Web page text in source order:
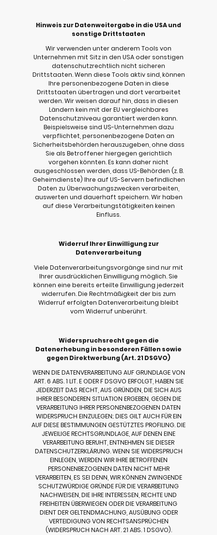
Hinweis zur Datenweitergabe in die USA und
sonstige Drittstaaten
Wir verwenden unter anderem Tools von
Unternehmen mit Sitz in den USA oder sonstigen
datenschutzrechtlich nicht sicheren
Drittstaaten. Wenn diese Tools aktiv sind, können
Ihre personenbezogene Daten in diese
Drittstaaten übertragen und dort verarbeitet
werden. Wir weisen darauf hin, dass in diesen
Ländern kein mit der EU vergleichbares
Datenschutzniveau garantiert werden kann.
Beispielsweise sind US-Unternehmen dazu
verpflichtet, personenbezogene Daten an
Sicherheitsbehörden herauszugeben, ohne dass
Sie als Betroffener hiergegen gerichtlich
vorgehen könnten. Es kann daher nicht
ausgeschlossen werden, dass US-Behörden (z. B.
Geheimdienste) Ihre auf US-Servern befindlichen
Daten zu Überwachungszwecken verarbeiten,
auswerten und dauerhaft speichern. Wir haben
auf diese Verarbeitungstätigkeiten keinen
Einfluss.
Widerruf Ihrer Einwilligung zur
Datenverarbeitung
Viele Datenverarbeitungsvorgänge sind nur mit
Ihrer ausdrücklichen Einwilligung möglich. Sie
können eine bereits erteilte Einwilligung jederzeit
widerrufen. Die Rechtmäßigkeit der bis zum
Widerruf erfolgten Datenverarbeitung bleibt
vom Widerruf unberührt.
Widerspruchsrecht gegen die
Datenerhebung in besonderen Fällen sowie
gegen Direktwerbung (Art. 21 DSGVO)
WENN DIE DATENVERARBEITUNG AUF GRUNDLAGE VON
ART. 6 ABS. 1 LIT. E ODER F DSGVO ERFOLGT, HABEN SIE
JEDERZEIT DAS RECHT, AUS GRÜNDEN, DIE SICH AUS
IHRER BESONDEREN SITUATION ERGEBEN, GEGEN DIE
VERARBEITUNG IHRER PERSONENBEZOGENEN DATEN
WIDERSPRUCH EINZULEGEN; DIES GILT AUCH FÜR EIN
AUF DIESE BESTIMMUNGEN GESTÜTZTES PROFILING. DIE
JEWEILIGE RECHTSGRUNDLAGE, AUF DENEN EINE
VERARBEITUNG BERUHT, ENTNEHMEN SIE DIESER
DATENSCHUTZERKLÄRUNG. WENN SIE WIDERSPRUCH
EINLEGEN, WERDEN WIR IHRE BETROFFENEN
PERSONENBEZOGENEN DATEN NICHT MEHR
VERARBEITEN, ES SEI DENN, WIR KÖNNEN ZWINGENDE
SCHUTZWÜRDIGE GRÜNDE FÜR DIE VERARBEITUNG
NACHWEISEN, DIE IHRE INTERESSEN, RECHTE UND
FREIHEITEN ÜBERWIEGEN ODER DIE VERARBEITUNG
DIENT DER GELTENDMACHUNG, AUSÜBUNG ODER
VERTEIDIGUNG VON RECHTSANSPRÜCHEN
(WIDERSPRUCH NACH ART. 21 ABS. 1 DSGVO).